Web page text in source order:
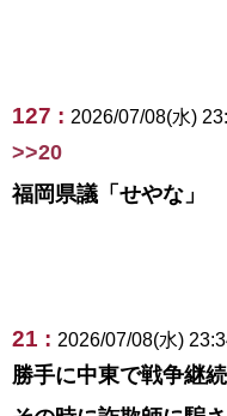
127 : 2026/07/08(水)
>>20
福岡県議「せやな」
21 : 2026/07/08(水)
勝手に中東で戦争継